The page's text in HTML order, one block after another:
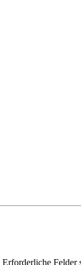
Erforderliche Felder